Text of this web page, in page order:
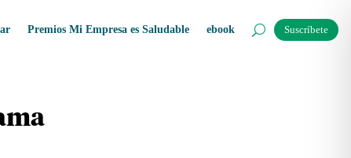
Premios Mi Empresa es Saludable ebook Suscríbete